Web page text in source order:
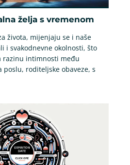
želja s vremenom
života, mijenjaju se i naše
i svakodnevne okolnosti, što
razinu intimnosti među
poslu, roditeljske obaveze, s